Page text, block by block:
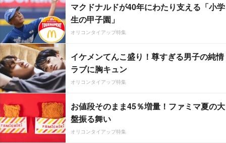
マクドナルドが40年にわたり支える「小学
生の甲子園」
オリコンタイアップ特集
イケメンてんこ盛り！尊すぎる男子の純情
ラブに胸キュン
オリコンタイアップ特集
お値段そのまま45％増量！ファミマ夏の大
盤振る舞い
オリコンタイアップ特集